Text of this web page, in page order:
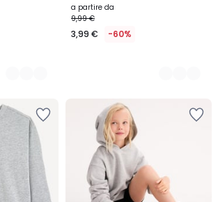
a partire da
9,99 €
3,99 € -60%